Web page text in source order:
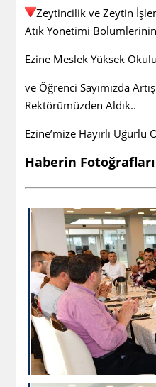
Zeytincilik ve Zeytin
Atık Yönetimi Bölümlerinin
Ezine Meslek Yüksek
ve Öğrenci Sayımızda
Rektörümüzden Aldık..
Ezine’mize Hayırlı Uğurlu
Haberin Fotoğrafları